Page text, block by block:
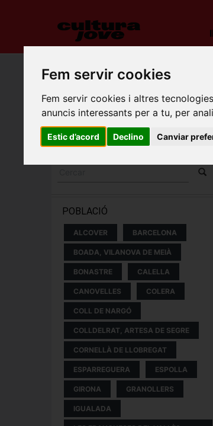
Fem servir cookies
Fem servir cookies i altres
anuncis interessants per a tu, per
Estic d’acord Declino Canviar
ESPECTACLES I
CONCERTS
POBLACIÓ
ALCOVER BARCELONA
BOADA, VILANOVA DE MEIÀ
BONASTRE CALELLA
CANOVELLES COLERA
COLL DE NARGÓ
COLLDELRAT, ARTESA DE SEGRE
CORNELLÀ DE LLOBREGAT
ESPARREGUERA ESPOLLA
GIRONA GRANOLLERS
IGUALADA